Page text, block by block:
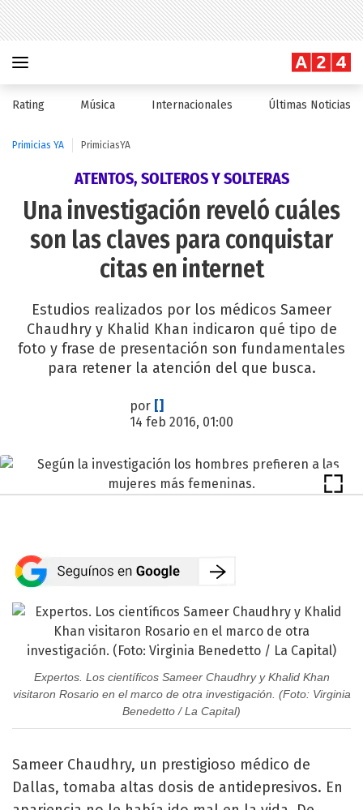
Rating Música Internacionales Últimas Noticias
Primicias YA PrimiciasYA
ATENTOS, SOLTEROS Y SOLTERAS
Una investigación reveló cuáles
son las claves para conquistar
citas en internet
Estudios realizados por los médicos Sameer
Chaudhry y Khalid Khan indicaron qué tipo de
foto y frase de presentación son fundamentales
para retener la atención del que busca.
por []
14 feb 2016, 01:00
Expertos. Los científicos Sameer Chaudhry y Khalid Khan
visitaron Rosario en el marco de otra investigación. (Foto: Virginia
Benedetto / La Capital)
Sameer Chaudhry, un prestigioso médico de
Dallas, tomaba altas dosis de antidepresivos. En